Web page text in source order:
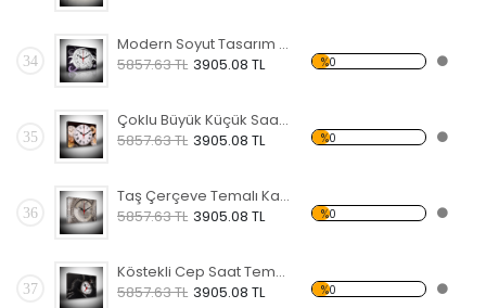
34
Modern Soyut Tasarım 11 Temalı Kanvas Saat
5857.63 TL 3905.08 TL %0
35
Çoklu Büyük Küçük Saat Temalı Kanvas Saat
5857.63 TL 3905.08 TL %0
36
Taş Çerçeve Temalı Kanvas Saat
5857.63 TL 3905.08 TL %0
37
Köstekli Cep Saat Temalı Kanvas Saat
5857.63 TL 3905.08 TL %0